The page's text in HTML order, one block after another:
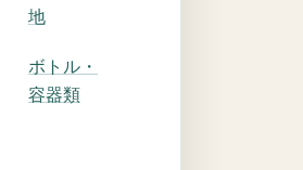
地
ボトル・
容器類